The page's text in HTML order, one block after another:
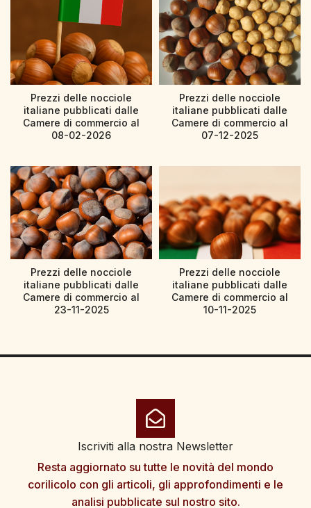
Prezzi delle nocciole
italiane pubblicati dalle
Camere di commercio al
08-02-2026
Prezzi delle nocciole
italiane pubblicati dalle
Camere di commercio al
07-12-2025
Prezzi delle nocciole
italiane pubblicati dalle
Camere di commercio al
23-11-2025
Prezzi delle nocciole
italiane pubblicati dalle
Camere di commercio al
10-11-2025
Iscriviti alla nostra Newsletter
Resta aggiornato su tutte le novità del mondo
corilicolo con gli articoli, gli approfondimenti e le
analisi pubblicate sul nostro sito.